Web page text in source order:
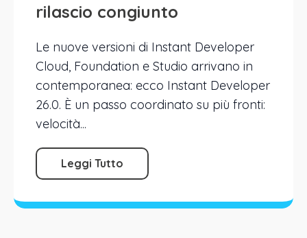
rilascio congiunto
Le nuove versioni di Instant Developer
Cloud, Foundation e Studio arrivano in
contemporanea: ecco Instant Developer
26.0. È un passo coordinato su più fronti:
velocità...
Leggi Tutto